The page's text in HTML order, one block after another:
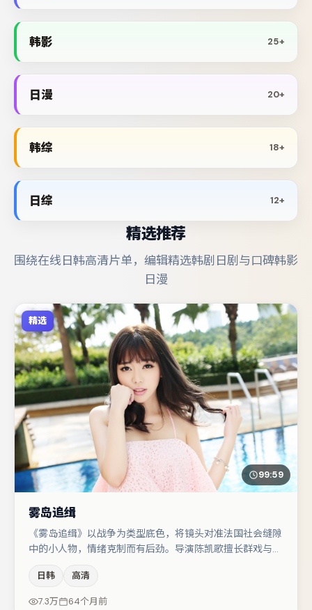
韩影 25+
日漫 20+
韩综 18+
日综 12+
精选推荐
围绕在线日韩高清片单，编辑精选韩剧日剧与口碑韩影
日漫
精选
99:59
雾岛追缉
《雾岛追缉》以战争为类型底色，将镜头对准法国社会缝隙
中的小人物，情绪克制而有后劲。导演陈凯歌擅长群戏与空
中承担叙事驱动，谭卓、肖央分别提供反差与喜剧/悬疑调
剂（视场次而定）。整体完成度较高，适合周末一口气追
日韩 高清
7.3万 64个月前